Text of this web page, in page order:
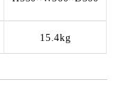
15.4kg